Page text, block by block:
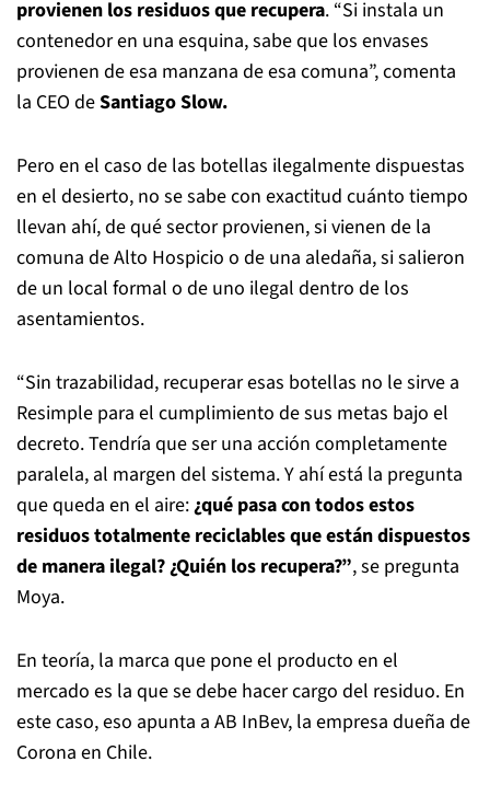
provienen los residuos que recupera. “Si instala un
contenedor en una esquina, sabe que los envases
provienen de esa manzana de esa comuna”, comenta
la CEO deSantiago Slow.
Pero en el caso de las botellas ilegalmente dispuestas
en el desierto, no se sabe con exactitud cuánto tiempo
llevan ahí, de qué sector provienen, si vienen de la
comuna de Alto Hospicio o de una aledaña, si salieron
de un local formal o de uno ilegal dentro de los
asentamientos.
“Sin trazabilidad, recuperar esas botellas no le sirve a
Resimple para el cumplimiento de sus metas bajo el
decreto. Tendría que ser una acción completamente
paralela, al margen del sistema. Y ahí está la pregunta
que queda en el aire:¿qué pasa con todos estos
residuos totalmente reciclables que están dispuestos
de manera ilegal? ¿Quién los recupera?”, se pregunta
Moya.
En teoría, la marca que pone el producto en el
mercado es la que se debe hacer cargo del residuo. En
este caso, eso apunta a AB InBev, la empresa dueña de
Corona en Chile.